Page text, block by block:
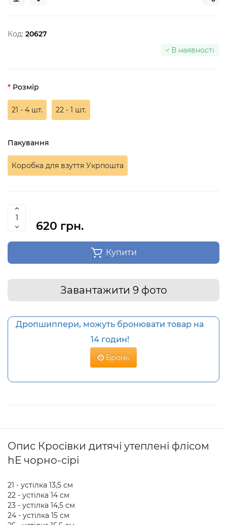
Код: 20627
В наявності
Розмір
21 - 4 шт. 22 - 1 шт.
Пакування
Коробка для взуття Укрпошта
620 грн.
Купити
Завантажити 9 фото
Дропшиппери, можуть бронювати товар на
14 годин!
Бронь
Опис Кросівки дитячі утеплені флісом
hЕ чорно-сірі
21 - устілка 13,5 см
22 - устілка 14 см
23 - устілка 14,5 см
24 - устілка 15 см